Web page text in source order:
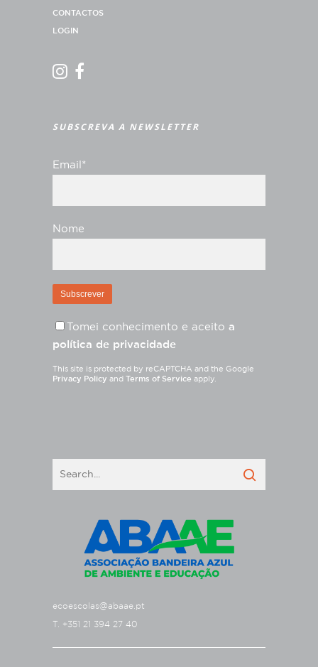
CONTACTOS
LOGIN
SUBSCREVA A NEWSLETTER
Email*
Nome
Tomei conhecimento e aceito a
política de privacidade
This site is protected by reCAPTCHA and the Google
Privacy Policy and Terms of Service apply.
ecoescolas@abaae.pt
T. +351 21 394 27 40